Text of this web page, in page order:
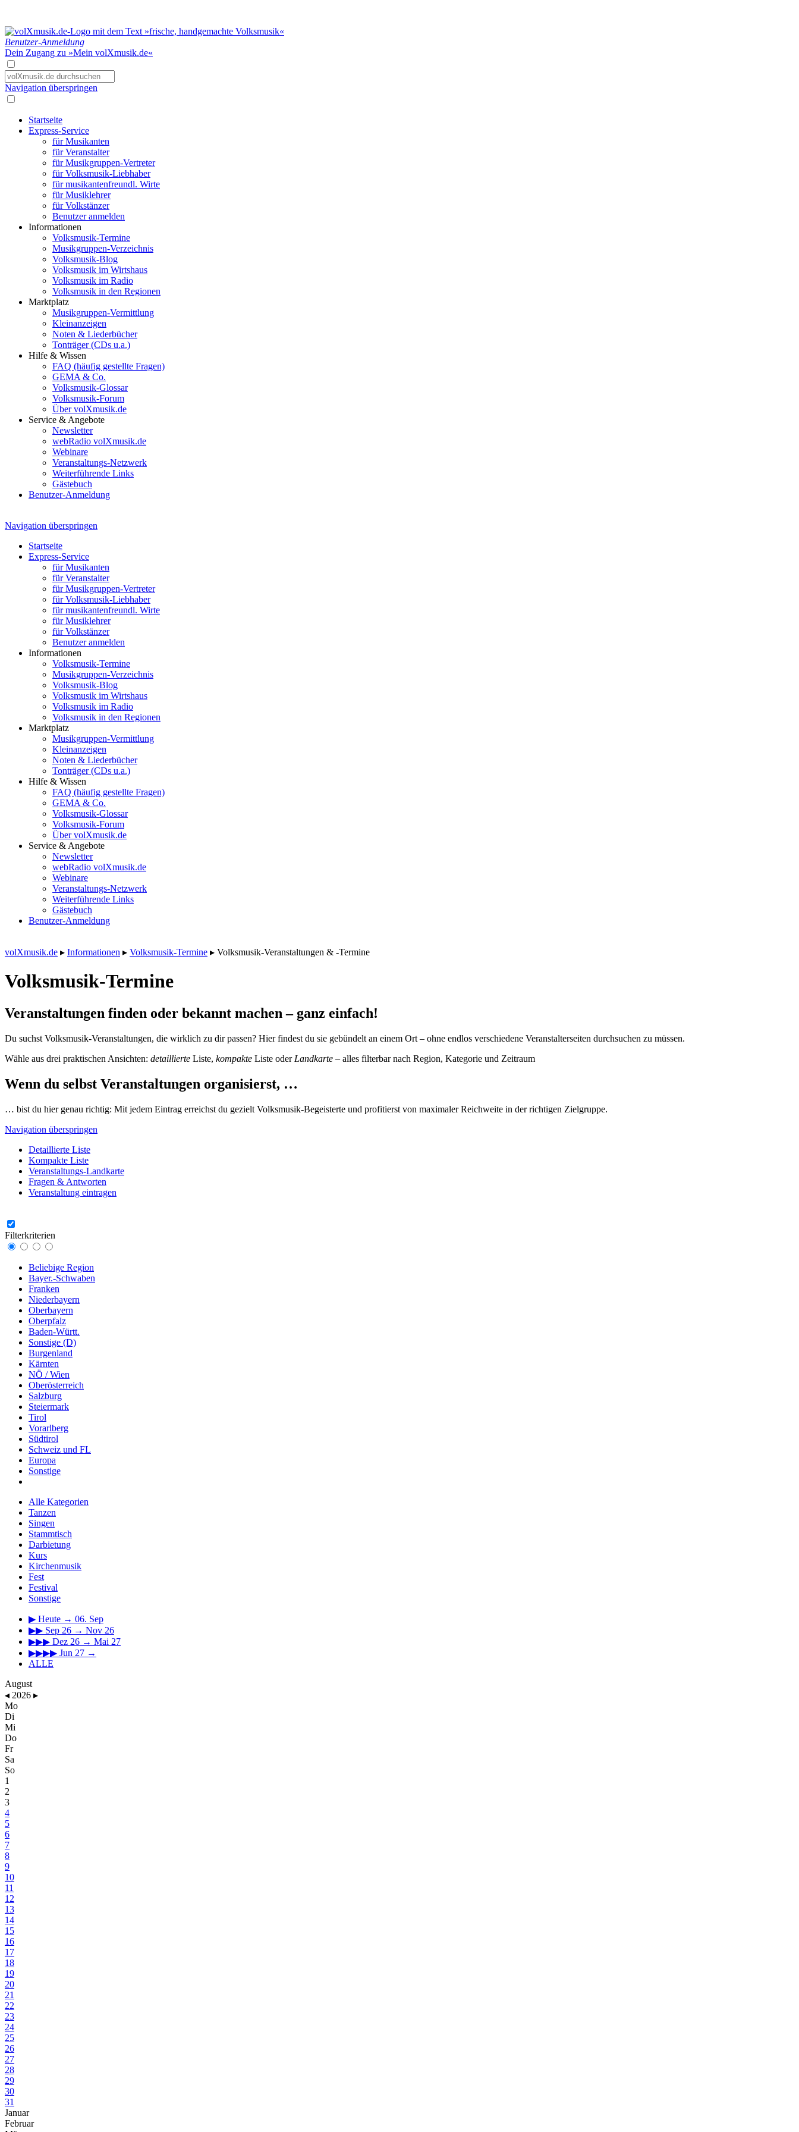
Benutzer-Anmeldung
Dein Zugang zu »Mein volXmusik.de«
Navigation überspringen
Startseite
Express-Service
für Musikanten
für Veranstalter
für Musikgruppen-Vertreter
für Volksmusik-Liebhaber
für musikantenfreundl. Wirte
für Musiklehrer
für Volkstänzer
Benutzer anmelden
Informationen
Volksmusik-Termine
Musikgruppen-Verzeichnis
Volksmusik-Blog
Volksmusik im Wirtshaus
Volksmusik im Radio
Volksmusik in den Regionen
Marktplatz
Musikgruppen-Vermittlung
Kleinanzeigen
Noten & Liederbücher
Tonträger (CDs u.a.)
Hilfe & Wissen
FAQ (häufig gestellte Fragen)
GEMA & Co.
Volksmusik-Glossar
Volksmusik-Forum
Über volXmusik.de
Service & Angebote
Newsletter
webRadio volXmusik.de
Webinare
Veranstaltungs-Netzwerk
Weiterführende Links
Gästebuch
Benutzer-Anmeldung
Navigation überspringen
Startseite
Express-Service
für Musikanten
für Veranstalter
für Musikgruppen-Vertreter
für Volksmusik-Liebhaber
für musikantenfreundl. Wirte
für Musiklehrer
für Volkstänzer
Benutzer anmelden
Informationen
Volksmusik-Termine
Musikgruppen-Verzeichnis
Volksmusik-Blog
Volksmusik im Wirtshaus
Volksmusik im Radio
Volksmusik in den Regionen
Marktplatz
Musikgruppen-Vermittlung
Kleinanzeigen
Noten & Liederbücher
Tonträger (CDs u.a.)
Hilfe & Wissen
FAQ (häufig gestellte Fragen)
GEMA & Co.
Volksmusik-Glossar
Volksmusik-Forum
Über volXmusik.de
Service & Angebote
Newsletter
webRadio volXmusik.de
Webinare
Veranstaltungs-Netzwerk
Weiterführende Links
Gästebuch
Benutzer-Anmeldung
volXmusik.de ▸ Informationen ▸ Volksmusik-Termine ▸ Volksmusik-Veranstaltungen & -Termine
Volksmusik-Termine
Veranstaltungen finden oder bekannt machen – ganz einfach!
Du suchst Volksmusik-Veranstaltungen, die wirklich zu dir passen? Hier findest du sie gebündelt an einem Ort – ohne endlos verschiedene Veranstalterseiten durchsuchen zu müssen.
Wähle aus drei praktischen Ansichten: detaillierte Liste, kompakte Liste oder Landkarte – alles filterbar nach Region, Kategorie und Zeitraum
Wenn du selbst Veranstaltungen organisierst, …
… bist du hier genau richtig: Mit jedem Eintrag erreichst du gezielt Volksmusik-Begeisterte und profitierst von maximaler Reichweite in der richtigen Zielgruppe.
Navigation überspringen
Detaillierte Liste
Kompakte Liste
Veranstaltungs-Landkarte
Fragen & Antworten
Veranstaltung eintragen
Filterkriterien
Beliebige Region
Bayer.-Schwaben
Franken
Niederbayern
Oberbayern
Oberpfalz
Baden-Württ.
Sonstige (D)
Burgenland
Kärnten
NÖ / Wien
Oberösterreich
Salzburg
Steiermark
Tirol
Vorarlberg
Südtirol
Schweiz und FL
Europa
Sonstige
Alle Kategorien
Tanzen
Singen
Stammtisch
Darbietung
Kurs
Kirchenmusik
Fest
Festival
Sonstige
▶ Heute → 06. Sep
▶▶ Sep 26 → Nov 26
▶▶▶ Dez 26 → Mai 27
▶▶▶▶ Jun 27 →
ALLE
August
◂ 2026 ▸
Mo
Di
Mi
Do
Fr
Sa
So
1
2
3
4
5
6
7
8
9
10
11
12
13
14
15
16
17
18
19
20
21
22
23
24
25
26
27
28
29
30
31
Januar
Februar